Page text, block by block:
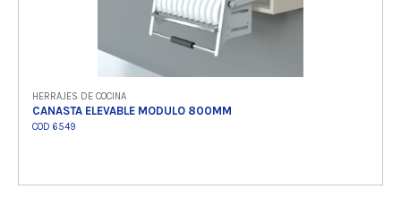
HERRAJES DE COCINA
CANASTA ELEVABLE MODULO 800MM
COD 6549